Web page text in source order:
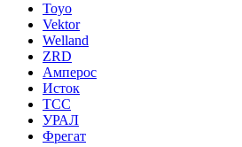
Toyo
Vektor
Welland
ZRD
Амперос
Исток
ТСС
УРАЛ
Фрегат